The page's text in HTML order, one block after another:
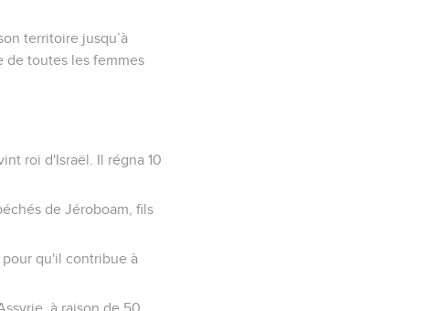
territoire jusqu’à
de toutes les femmes
roi d'Israël. Il régna 10
de Jéroboam, fils
qu'il contribue à
à raison de 50